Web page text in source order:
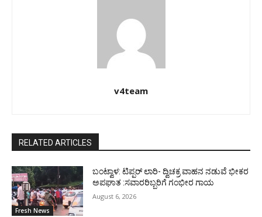
v4team
RELATED ARTICLES
Fresh News
ಬಂಟ್ವಾಳ: ಟಿಪ್ಪರ್ ಲಾರಿ- ದ್ವಿಚಕ್ರ ವಾಹನ ನಡುವೆ ಭೀಕರ
ಅಪಘಾತ :ಸವಾರರಿಬ್ಬರಿಗೆ ಗಂಭೀರ ಗಾಯ
August 6, 2026